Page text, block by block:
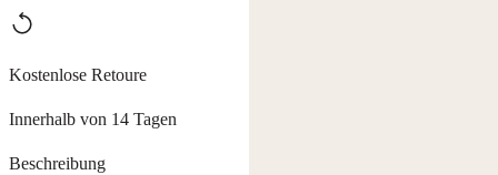
Kostenlose Retoure
Innerhalb von 14 Tagen
Beschreibung